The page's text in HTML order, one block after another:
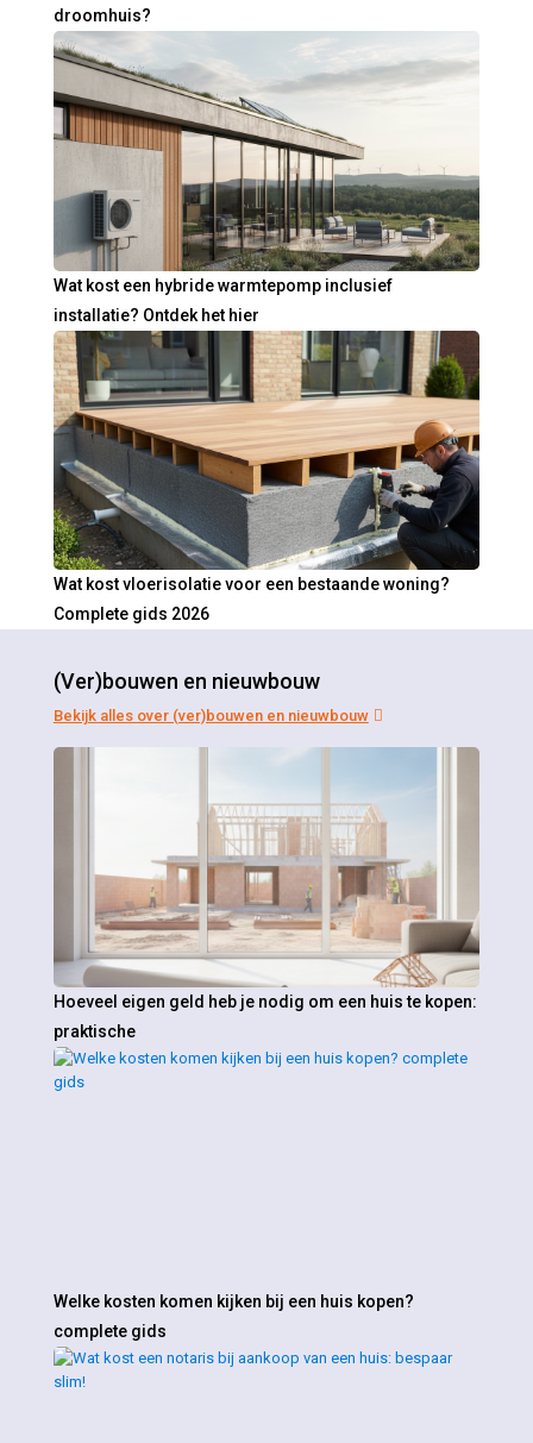
droomhuis?
Wat kost een hybride warmtepomp inclusief
installatie? Ontdek het hier
Wat kost vloerisolatie voor een bestaande woning?
Complete gids 2026
(Ver)bouwen en nieuwbouw
Bekijk alles over (ver)bouwen en nieuwbouw
Hoeveel eigen geld heb je nodig om een huis te kopen:
praktische
Welke kosten komen kijken bij een huis kopen?
complete gids